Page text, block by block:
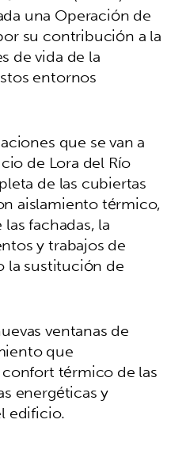
una Operación de
su contribución a la
de vida de la
entornos
que se van a
de Lora del Río
de las cubiertas
aislamiento térmico,
fachadas, la
y trabajos de
la sustitución de
ventanas de
que
térmico de las
energéticas y
edificio.